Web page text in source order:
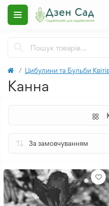
Цибулини та Бульби
Канна